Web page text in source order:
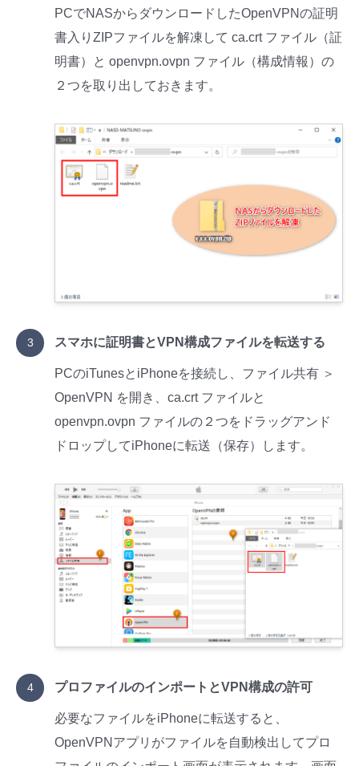
PCでNASからダウンロードしたOpenVPNの証明
書入りZIPファイルを解凍して ca.crt ファイル（証
明書）と openvpn.ovpn ファイル（構成情報）の
２つを取り出しておきます。
スマホに証明書とVPN構成ファイルを転送する
PCのiTunesとiPhoneを接続し、ファイル共有 ＞
OpenVPN を開き、ca.crt ファイルと
openvpn.ovpn ファイルの２つをドラッグアンド
ドロップしてiPhoneに転送（保存）します。
プロファイルのインポートとVPN構成の許可
必要なファイルをiPhoneに転送すると、
OpenVPNアプリがファイルを自動検出してプロ